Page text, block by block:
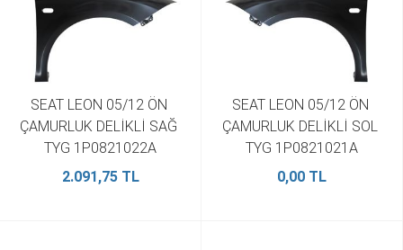
SEAT LEON 05/12 ÖN
ÇAMURLUK DELİKLİ SAĞ
TYG 1P0821022A
2.091,75 TL
SEAT LEON 05/12 ÖN
ÇAMURLUK DELİKLİ SOL
TYG 1P0821021A
0,00 TL